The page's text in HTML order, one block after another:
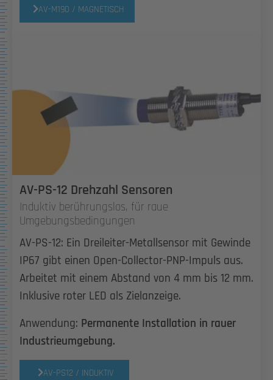
AV-M190 / MAGNETISCH
AV-PS-12 Drehzahl Sensoren
Induktiv berührungslos, für raue
Umgebungsbedingungen
AV-PS-12: Ein Dreileiter-Metallsensor mit Gewinde
IP67 gibt einen Open-Collector-PNP-Impuls aus.
Arbeitet mit einem Abstand von 4 mm bis 12 mm.
Inklusive roter LED als Zielanzeige.
Anwendung: Permanente Installation in rauer
Industrieumgebung.
AV-PS12 / INDUKTIV